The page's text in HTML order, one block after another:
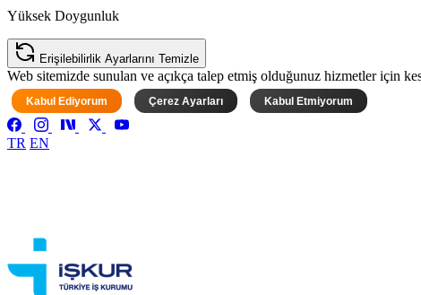
Yüksek Doygunluk
Erişilebilirlik Ayarlarını Temizle
Web sitemizde sunulan ve açıkça talep etmiş olduğunuz hizmetler için
Kabul Ediyorum Çerez Ayarları Kabul Etmiyorum
TR EN